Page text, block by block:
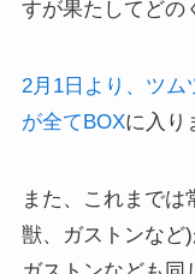
すが果たしてどの
2月1日より、ツム
が全てBOXに入り
また、これまでは
獣、ガストンなど